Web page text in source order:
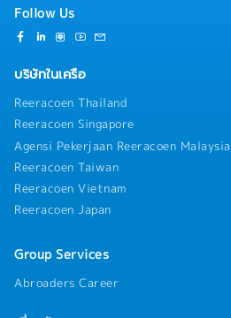
Follow Us
บริษัทในเครือ
Reeracoen Thailand
Reeracoen Singapore
Agensi Pekerjaan Reeracoen Malaysia
Reeracoen Taiwan
Reeracoen Vietnam
Reeracoen Japan
Group Services
Abroaders Career